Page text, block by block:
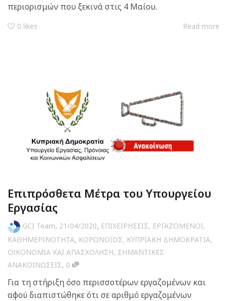
περιορισμών που ξεκινά στις 4 Μαίου.
0 likes Read more
Επιπρόσθετα Μέτρα του Υπουργείου
Εργασίας
GCI Team, 21/04/2020, ΕΠΙΧΕΙΡΗΣΕΙΣ, ΕΡΓΑΖΟΜΕΝΟΙ,
ΚΑΘΗΜΕΡΙΝΟΤΗΤΑ, ΚΟΡΩΝΟΪΟΣ, ΚΥΠΡΙΑΚΗ ΔΗΜΟΚΡΑΤΙΑ,
ΟΙΚΟΝΟΜΙΑ ΚΑΙ ΑΠΑΣΧΟΛΗΣΗ, ΣΗΜΑΝΤΙΚΕΣ
ΑΝΑΚΟΙΝΩΣΕΙΣ, 0
Για τη στήριξη όσο περισσοτέρων εργαζομένων και
αφού διαπιστώθηκε ότι σε αριθμό εργαζομένων